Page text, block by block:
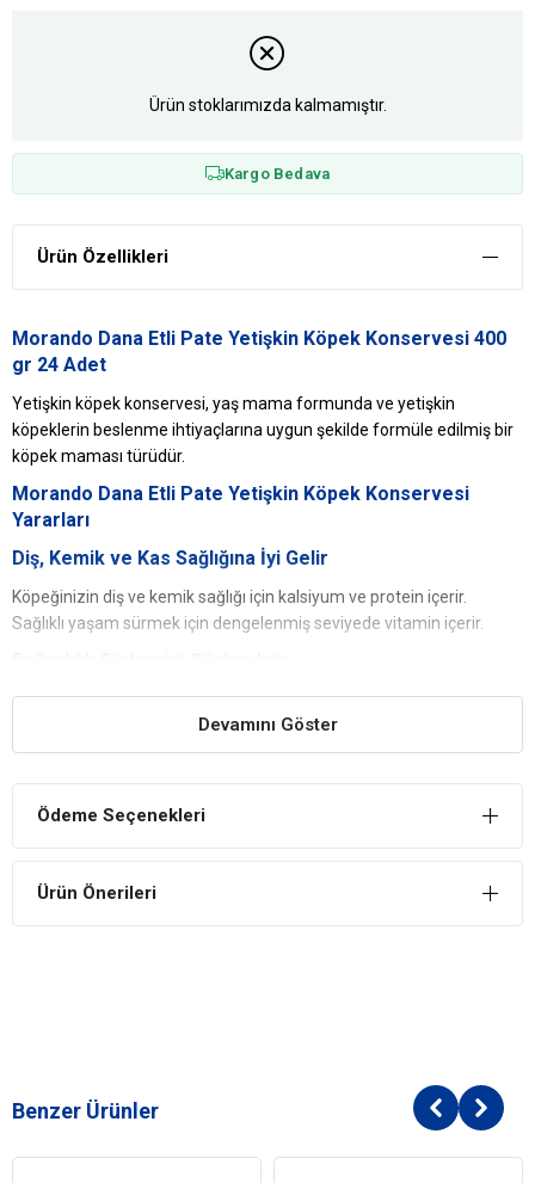
Ürün stoklarımızda kalmamıştır.
Kargo Bedava
Ürün Özellikleri
Morando Dana Etli Pate Yetişkin Köpek Konservesi 400
gr 24 Adet
Yetişkin köpek konservesi, yaş mama formunda ve yetişkin
köpeklerin beslenme ihtiyaçlarına uygun şekilde formüle edilmiş bir
köpek maması türüdür.
Morando Dana Etli Pate Yetişkin Köpek Konservesi
Yararları
Diş, Kemik ve Kas Sağlığına İyi Gelir
Köpeğinizin diş ve kemik sağlığı için kalsiyum ve protein içerir.
Sağlıklı yaşam sürmek için dengelenmiş seviyede vitamin içerir.
İçerdiği üstün antioksidanlı formül ile köpeğiniz için sağlıklı ve güçlü
bir bağışıklık sistemi sağlar.
Köpeğinizin ihtiyacı olan enerjiyi sağlamak için sindirilebilir
karbonhidrat ve yağ içerir.
İçindekiler
Ham protein %8,5
Ham lifler %0,5
Devamını Göster
Ödeme Seçenekleri
Ürün Önerileri
Benzer Ürünler